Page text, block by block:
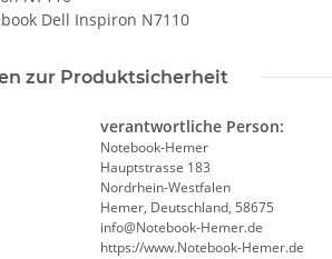
Dell Inspiron N7110
zur Produktsicherheit
verantwortliche Person:
Notebook-Hemer
Hauptstrasse 183
Nordrhein-Westfalen
Hemer, Deutschland, 58675
info@Notebook-Hemer.de
https://www.Notebook-Hemer.de